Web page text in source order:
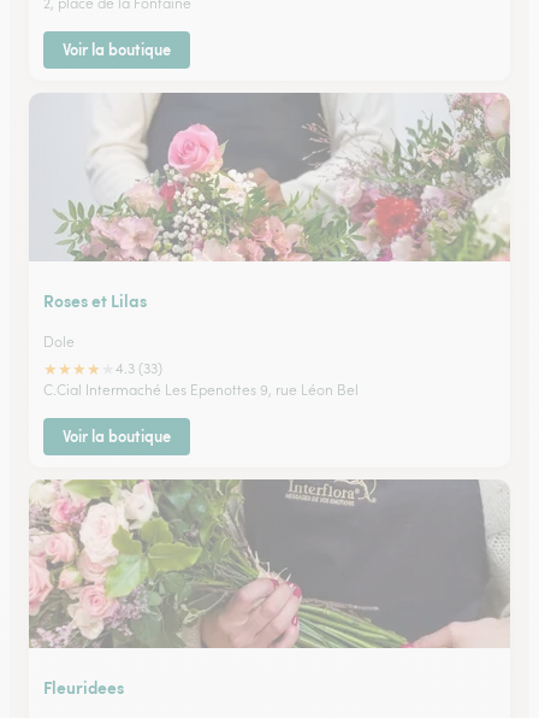
Voir la boutique
Roses et Lilas
Dole
★★★★
4.3 (33)
C.Cial Intermaché Les Epenottes 9, rue Léon Bel
Voir la boutique
Fleuridees